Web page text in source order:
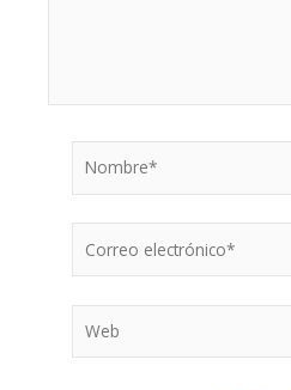
electrónico*